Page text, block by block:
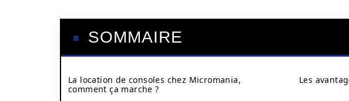
SOMMAIRE
La location de consoles chez Micromania,
comment ça marche ?
Les